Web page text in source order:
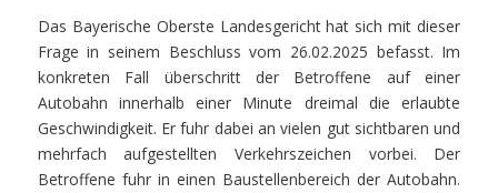
Das Bayerische Oberste Landesgericht hat sich mit dieser
Frage in seinem Beschluss vom 26.02.2025 befasst. Im
konkreten Fall überschritt der Betroffene auf einer
Autobahn innerhalb einer Minute dreimal die erlaubte
Geschwindigkeit. Er fuhr dabei an vielen gut sichtbaren und
mehrfach aufgestellten Verkehrszeichen vorbei. Der
Betroffene fuhr in einen Baustellenbereich der Autobahn.